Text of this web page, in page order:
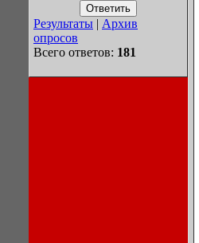
Результаты | Архив
опросов
Всего ответов: 181